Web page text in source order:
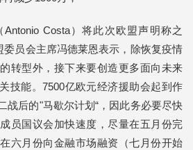
Costa）将此次欧盟声明称之
委员会主席冯德莱恩表示，除恢复疫情
转型外，接下来要创造更多面向未来
技能。7500亿欧元经济援助会起到作
战后的"马歇尔计划“，因此务必要尽快
员国议会加快速度，尽量在五月份完
六月份向金融市场融资（七月份开始